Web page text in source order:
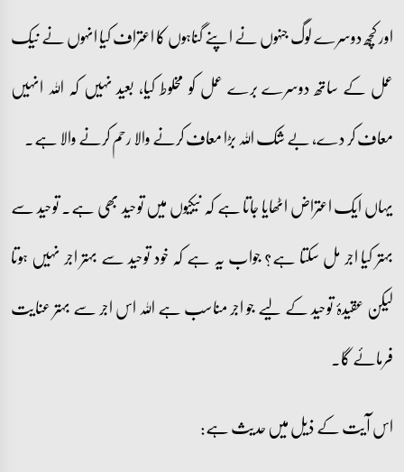
اور کچھ دوسرے لوگ جنہوں نے اپنے گناہوں کا اعتراف کیا انہوں نے نیک
عمل کے ساتھ دوسرے برے عمل کو مخلوط کیا، بعید نہیں کہ اللہ انہیں
معاف کر دے، بے شک اللہ بڑا معاف کرنے والا رحم کرنے والا ہے۔
یہاں ایک اعتراض اٹھایا جاتا ہے کہ نیکیوں میں توحید بھی ہے۔ توحید سے
بہتر کیا اجر مل سکتا ہے؟ جواب یہ ہے کہ خود توحید سے بہتر اجر نہیں ہوتا
لیکن عقیدۂ توحید کے لیے جو اجر مناسب ہے اللہ اس اجر سے بہتر عنایت
فرمائے گا۔
اس آیت کے ذیل میں حدیث ہے: